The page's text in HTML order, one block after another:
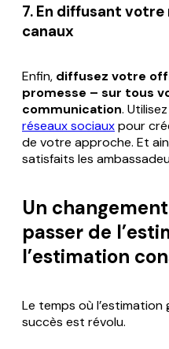
7. En diffusant
canaux
Enfin, diffusez votre
promesse – sur tous
communication. Utilisez
réseaux sociauxpour
de votre approche. Et
satisfaits les
Un
passer de
l’estimation
Le temps où
succès est révolu.